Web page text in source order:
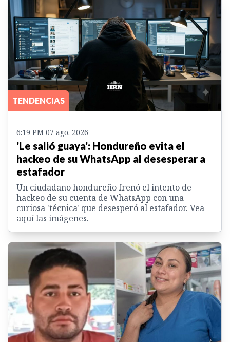
TENDENCIAS
6:19 PM 07 ago. 2026
'Le salió guaya': Hondureño evita el
hackeo de su WhatsApp al desesperar a
estafador
Un ciudadano hondureño frenó el intento de
hackeo de su cuenta de WhatsApp con una
curiosa 'técnica' que desesperó al estafador. Vea
aquí las imágenes.